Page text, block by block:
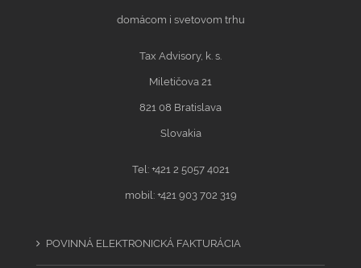
domácom i svetovom trhu
Tax Advisory, k. s.
Miletičova 21
821 08 Bratislava
Slovakia
Tel: +421 2 5057 4021
mobil: +421 903 702 319
POVINNÁ ELEKTRONICKÁ FAKTURÁCIA